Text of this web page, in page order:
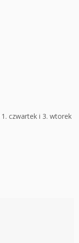
1. czwartek i 3. wtorek